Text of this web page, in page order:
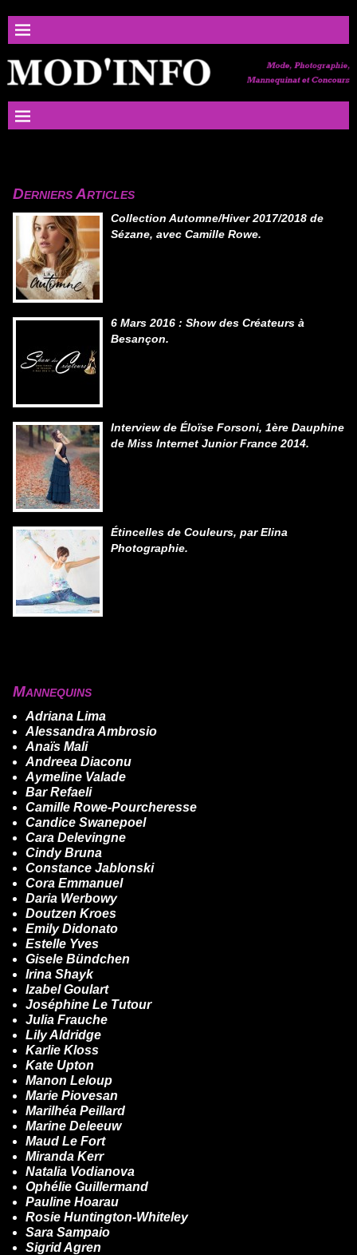
Derniers Articles
Collection Automne/Hiver 2017/2018 de
Sézane, avec Camille Rowe.
6 Mars 2016 : Show des Créateurs à
Besançon.
Interview de Éloïse Forsoni, 1ère Dauphine
de Miss Internet Junior France 2014.
Étincelles de Couleurs, par Elina
Photographie.
Mannequins
Adriana Lima
Alessandra Ambrosio
Anaïs Mali
Andreea Diaconu
Aymeline Valade
Bar Refaeli
Camille Rowe-Pourcheresse
Candice Swanepoel
Cara Delevingne
Cindy Bruna
Constance Jablonski
Cora Emmanuel
Daria Werbowy
Doutzen Kroes
Emily Didonato
Estelle Yves
Gisele Bündchen
Irina Shayk
Izabel Goulart
Joséphine Le Tutour
Julia Frauche
Lily Aldridge
Karlie Kloss
Kate Upton
Manon Leloup
Marie Piovesan
Marilhéa Peillard
Marine Deleeuw
Maud Le Fort
Miranda Kerr
Natalia Vodianova
Ophélie Guillermand
Pauline Hoarau
Rosie Huntington-Whiteley
Sara Sampaio
Sigrid Agren